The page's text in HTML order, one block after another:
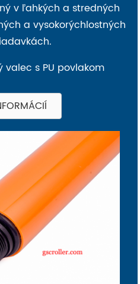
v ľahkých a stredných
a vysokorýchlostných
s PU povlakom